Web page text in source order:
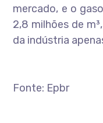
mercado, e o
2,8 milhões de
da indústria
Fonte: Epbr